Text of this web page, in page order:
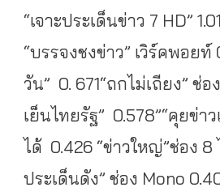
“เจาะประเด็นข่าว 7 HD”
“บรรจงชงข่าว” เวิร์คพอยท์
วัน” 0. 671“ถกไม่เถียง” ช่อ
เย็นไทยรัฐ” 0.578”“คุยข่า
ได้ 0.426 “ข่าวใหญ่”ช่อง 8
ประเด็นดัง” ช่อง Mono